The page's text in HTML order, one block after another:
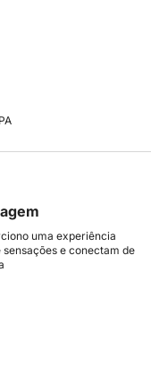
uma experiência
e conectam de